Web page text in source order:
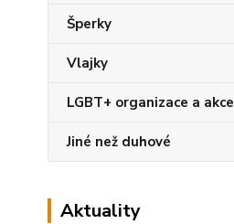
Šperky
Vlajky
LGBT+ organizace a akce
Jiné než duhové
Aktuality